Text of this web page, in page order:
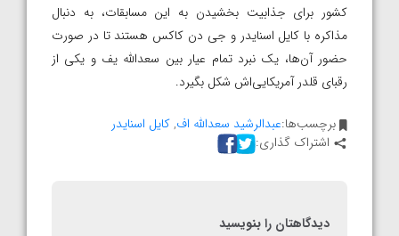
کشور برای جذابیت بخشیدن به این مسابقات، به دنبال
مذاکره با کایل اسنایدر و جی دن کاکس هستند تا در صورت
حضور آن‌ها، یک نبرد تمام عیار بین سعدالله یف و یکی از
رقبای قلدر آمریکایی‌اش شکل بگیرد.
برچسب‌ها:عبدالرشید سعدالله اف,کایل اسنایدر
اشتراک گذاری:
دیدگاهتان را بنویسید